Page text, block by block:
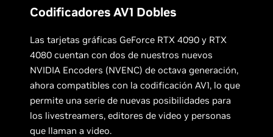
Codificadores AV1 Dobles
Las tarjetas gráficas GeForce RTX 4090 y RTX
4080 cuentan con dos de nuestros nuevos
NVIDIA Encoders (NVENC) de octava generación,
ahora compatibles con la codificación AV1, lo que
permite una serie de nuevas posibilidades para
los livestreamers, editores de video y personas
que llaman a video.